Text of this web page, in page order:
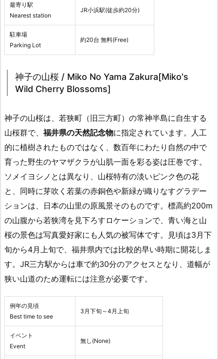
最寄り駅
Nearest station
JR小浜駅(徒歩約20分)
駐車場
Parking Lot
約20台 無料(Free)
神子の山桜 / Miko No Yama Zakura[Miko's
Wild Cherry Blossoms]
神子の山桜は、若狭町（旧三方町）の常神半島に自生する
山桜群で、 福井県の天然記念物に指定されています。人工
的に植樹されたものではなく、数百年にわたり自然の中で
育った野生のヤマザクラが山肌一面を彩る姿は圧巻です。
ソメイヨシノとは異なり、山桜特有の淡いピンク色の花
と、同時に芽吹く若葉の赤銅色や新緑が織りなすグラデー
ションは、日本の山里の原風景そのものです。標高約200m
の山腹から若狭湾を見下ろすロケーションで、青い海と山
桜の景色は写真愛好家にも人気の被写体です。見頃は3月下
旬から4月上旬で、福井県内では比較的早い時期に開花しま
す。JR三方駅からは車で約30分のアクセスとなり、道幅が
狭い山道のため運転には注意が必要です。
例年の見頃
Best time to see
3月下旬～4月上旬
イベント
Event
無し(None)